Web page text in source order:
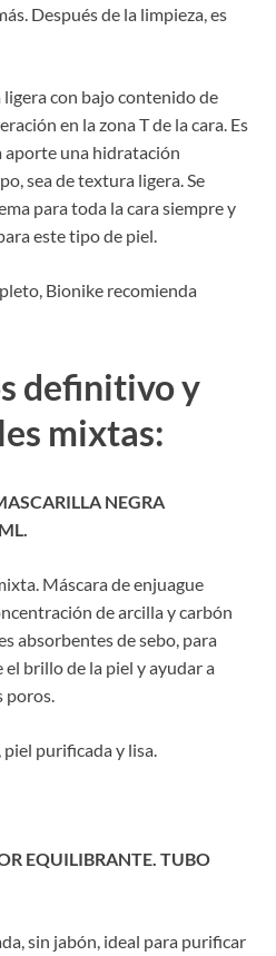
Después de la limpieza, es
con bajo contenido de
en la zona T de la cara. Es
aporte una hidratación
sea de textura ligera. Se
para toda la cara siempre y
este tipo de piel.
Bionike recomienda
definitivo y
mixtas:
NEGRA
Máscara de enjuague
de arcilla y carbón
absorbentes de sebo, para
brillo de la piel y ayudar a
poros.
purificada y lisa.
EQUILIBRANTE. TUBO
sin jabón, ideal para purificar